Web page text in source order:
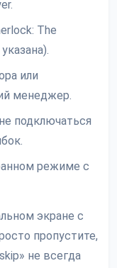
The
или
менеджер.
подключаться
режиме с
экране с
пропустите,
не всегда